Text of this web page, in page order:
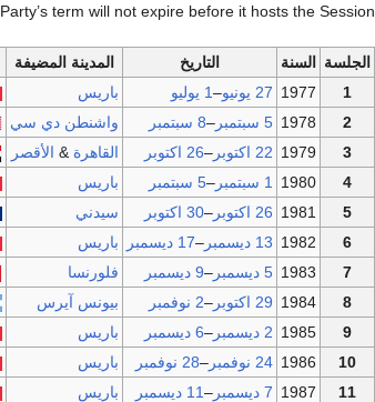
Party’s term will not expire before it hosts the Session.
الجلسة السنة التاريخ المدينة المضيفة
1
1977 27 يونيو –1 يوليو باريس
2
1978 5 سبتمبر –8 سبتمبر واشنطن دي سي
3
1979 22 اكتوبر –26 اكتوبر القاهرة & الأقصر
4
1980 1 سبتمبر –5 سبتمبر باريس
5
1981 26 اكتوبر –30 اكتوبر سيدني
6
1982 13 ديسمبر –17 ديسمبر باريس
7
1983 5 ديسمبر –9 ديسمبر فلورنسا
8
1984 29 اكتوبر –2 نوفمبر بيونس آيرس
9
1985 2 ديسمبر –6 ديسمبر باريس
10
1986 24 نوفمبر –28 نوفمبر باريس
11
1987 7 ديسمبر –11 ديسمبر باريس